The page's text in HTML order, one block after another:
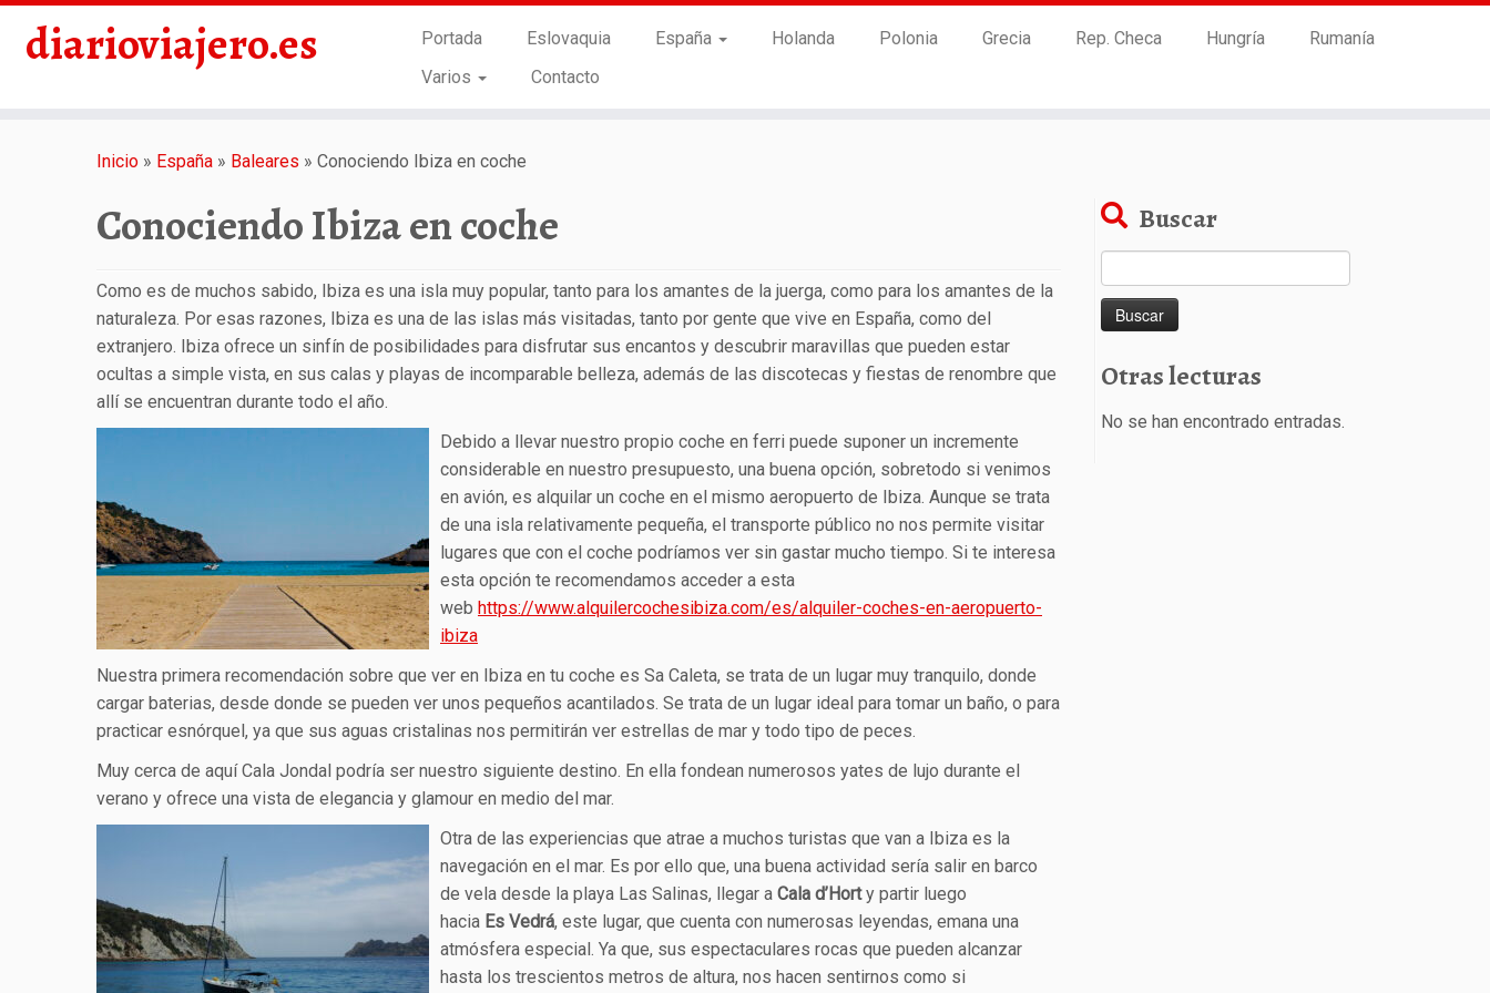
diarioviajero.es Portada Eslovaquia España Holanda Polonia Grecia Rep. Checa Hungría
Rumanía
Varios
Contacto
Inicio » España » Baleares » Conociendo Ibiza en coche
Conociendo Ibiza en coche
Como es de muchos sabido, Ibiza es una isla muy popular, tanto para los amantes de la juerga, como para los amantes de la
naturaleza. Por esas razones, Ibiza es una de las islas más visitadas, tanto por gente que vive en España, como del
extranjero. Ibiza ofrece un sinfín de posibilidades para disfrutar sus encantos y descubrir maravillas que pueden estar
ocultas a simple vista, en sus calas y playas de incomparable belleza, además de las discotecas y fiestas de renombre que
allí se encuentran durante todo el año.
Debido a llevar nuestro propio coche en ferri puede suponer un incremente
considerable en nuestro presupuesto, una buena opción, sobretodo si venimos
en avión, es alquilar un coche en el mismo aeropuerto de Ibiza. Aunque se trata
de una isla relativamente pequeña, el transporte público no nos permite visitar
lugares que con el coche podríamos ver sin gastar mucho tiempo. Si te interesa
esta opción te recomendamos acceder a esta
web https://www.alquilercochesibiza.com/es/alquiler-coches-en-aeropuerto-
ibiza
Nuestra primera recomendación sobre que ver en Ibiza en tu coche es Sa Caleta, se trata de un lugar muy tranquilo, donde
cargar baterias, desde donde se pueden ver unos pequeños acantilados. Se trata de un lugar ideal para tomar un baño, o para
practicar esnórquel, ya que sus aguas cristalinas nos permitirán ver estrellas de mar y todo tipo de peces.
Muy cerca de aquí Cala Jondal podría ser nuestro siguiente destino. En ella fondean numerosos yates de lujo durante el
verano y ofrece una vista de elegancia y glamour en medio del mar.
Otra de las experiencias que atrae a muchos turistas que van a Ibiza es la
navegación en el mar. Es por ello que, una buena actividad sería salir en barco
de vela desde la playa Las Salinas, llegar a Cala d’Hort y partir luego
hacia Es Vedrá, este lugar, que cuenta con numerosas leyendas, emana una
atmósfera especial. Ya que, sus espectaculares rocas que pueden alcanzar
hasta los trescientos metros de altura, nos hacen sentirnos como si
Buscar
Otras lecturas
No se han encontrado entradas.